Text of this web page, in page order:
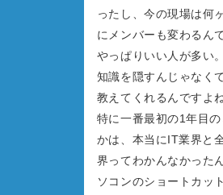
ったし、今の現場は何
にメンバーも変わるん
やっぱりいい人が多い。
知識を隠すんじゃなく
教えてくれるんですよね
特に一番最初の1年目の
かは、本当にIT業界と
界ってわかんなかった
ソコンのショートカッ